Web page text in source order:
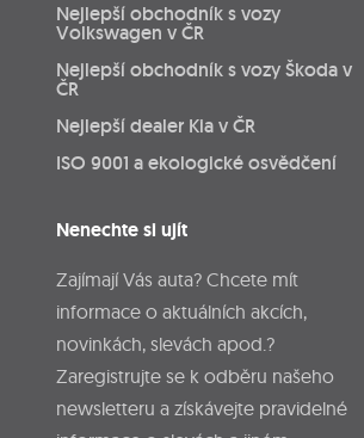
Nejlepší obchodník s vozy
Volkswagen v ČR
Nejlepší obchodník s vozy Škoda v
ČR
Nejlepší dealer Kia v ČR
ISO 9001 a ekologické osvědčení
Nenechte si ujít
Zajímají Vás auta? Chcete mít
informace o aktuálních akcích,
novinkách, slevách apod.?
Zaregistrujte se k odběru našeho
newsletteru a získávejte pravidelné